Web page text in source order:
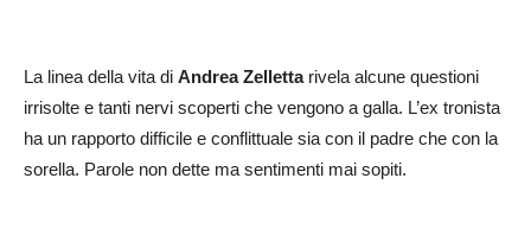
La linea della vita di Andrea Zellettarivela alcune questioni
irrisolte e tanti nervi scoperti che vengono a galla. L’ex tronista
ha un rapporto difficile e conflittuale sia con il padre che con la
sorella. Parole non dette ma sentimenti mai sopiti.